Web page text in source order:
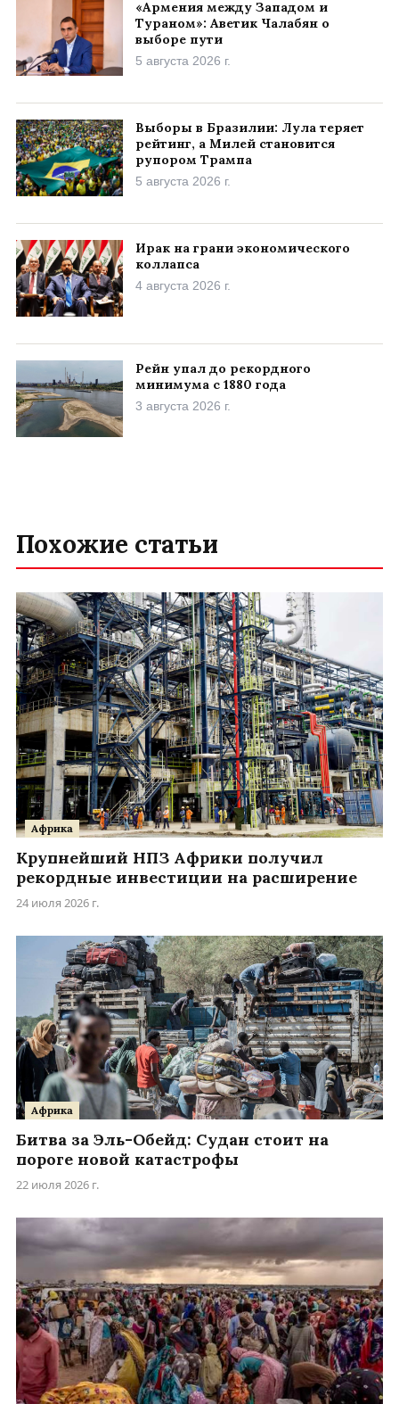
«Армения между Западом и
Тураном»: Аветик Чалабян о
выборе пути
5 августа 2026 г.
Выборы в Бразилии: Лула теряет
рейтинг, а Милей становится
рупором Трампа
5 августа 2026 г.
Ирак на грани экономического
коллапса
4 августа 2026 г.
Рейн упал до рекордного
минимума с 1880 года
3 августа 2026 г.
Похожие статьи
Африка
Крупнейший НПЗ Африки получил
рекордные инвестиции на расширение
24 июля 2026 г.
Африка
Битва за Эль-Обейд: Судан стоит на
пороге новой катастрофы
22 июля 2026 г.